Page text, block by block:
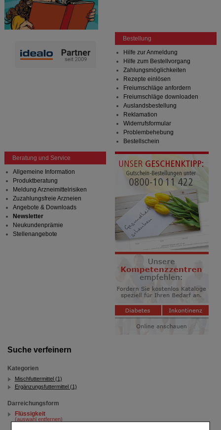
Suche verfeinern
Kategorien
Mischfuttermittel (1)
Ergänzungsfuttermittel (1)
Darreichungsform
Flüssigkeit
(auswahl entfernen)
Bestellung
Hilfe zur Anmeldung
Hilfe zum Bestellvorgang
Zahlungsmöglichkeiten
Rezepte einlösen
Freiumschläge anfordern
Freiumschläge downloaden
Auslandsbestellung
Reklamation
Widerrufsformular
Problembehebung
Bestellschein
Beratung und Service
Allgemeine Information
Produktberatung
Meldung Arzneimittelrisiken
Zuzahlungsfreie Arzneien
Angebote & Downloads
Newsletter
Neukundenprämie
Stellenangebote